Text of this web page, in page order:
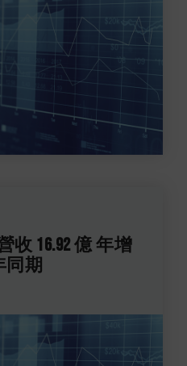
收 16.92 億 年增
同期